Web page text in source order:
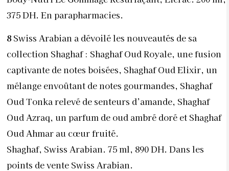
375 DH. En parapharmacies.
8 Swiss Arabian a dévoilé les nouveautés de sa
collection Shaghaf : Shaghaf Oud Royale, une fusion
captivante de notes boisées, Shaghaf Oud Elixir, un
mélange envoûtant de notes gourmandes, Shaghaf
Oud Tonka relevé de senteurs d’amande, Shaghaf
Oud Azraq, un parfum de oud ambré doré et Shaghaf
Oud Ahmar au cœur fruité.
Shaghaf, Swiss Arabian. 75 ml, 890 DH. Dans les
points de vente Swiss Arabian.